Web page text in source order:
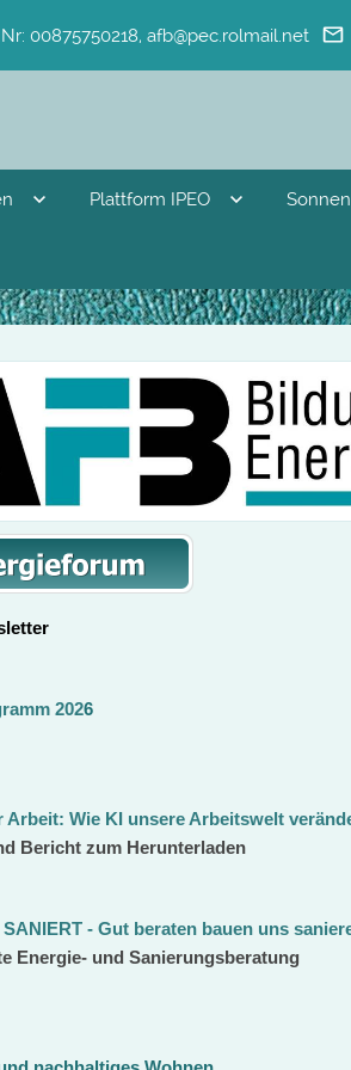
00875750218, afb@pec.rolmail.net
Plattform IPEO
2026
Arbeit: Wie KI unsere Arbeitswelt
Bericht zum Herunterladen
- Gut beraten bauen uns
Energie- und Sanierungsberatung